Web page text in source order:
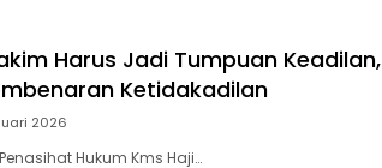
Harus Jadi Tumpuan Keadilan,
Ketidakadilan
2026
Hukum Kms Haji…